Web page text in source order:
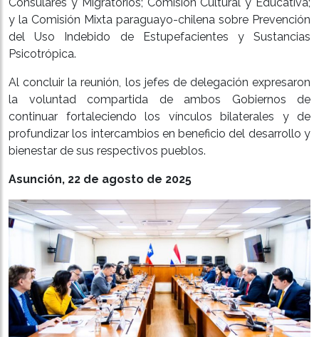
y la Comisión Mixta paraguayo-chilena sobre Prevención
del Uso Indebido de Estupefacientes y Sustancias
Psicotrópica.
Al concluir la reunión, los jefes de delegación expresaron
la voluntad compartida de ambos Gobiernos de
continuar fortaleciendo los vínculos bilaterales y de
profundizar los intercambios en beneficio del desarrollo y
bienestar de sus respectivos pueblos.
Asunción, 22 de agosto de 2025